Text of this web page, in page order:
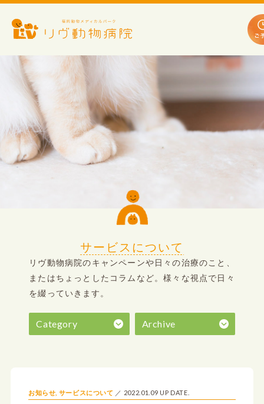
サービスについて
リヴ動物病院のキャンペーンや日々の治療のこと、
またはちょっとしたコラムなど。様々な視点で日々
を綴っていきます。
Category Archive
お知らせ サービスについて 2022.01.09 UP DATE.